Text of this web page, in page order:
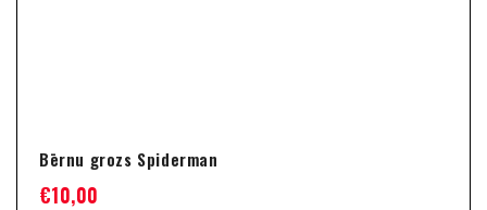
Bērnu grozs Spiderman
€10,00